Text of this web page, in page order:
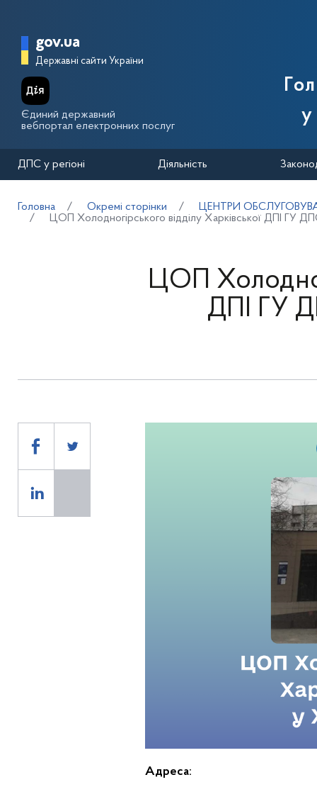
Головна сторінка Державної
gov.ua
Державні сайти України
Єдиний державний
вебпортал електронних послуг
у
ДПС у регіоні Діяльність
Головна Окремі сторінки
ЦЕНТРИ
ЦОП Холодногірського відділу Харківської ДПІ ГУ
ЦОП
ДПІ ГУ
Адреса: